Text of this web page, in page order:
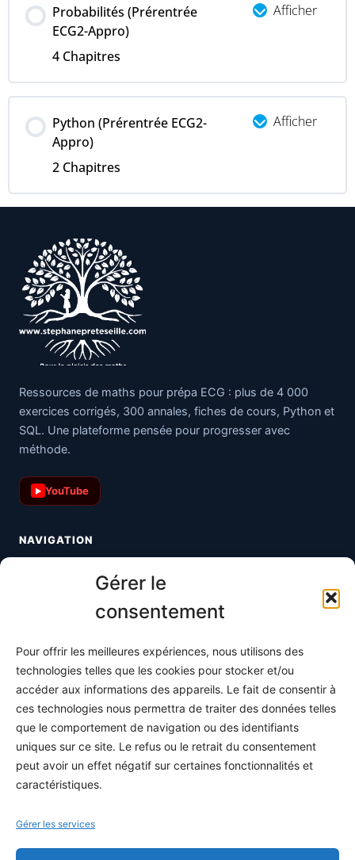
Gérer le
consentement
Pour offrir les meilleures expériences, nous utilisons des
technologies telles que les cookies pour stocker et/ou
accéder aux informations des appareils. Le fait de consentir à
ces technologies nous permettra de traiter des données telles
que le comportement de navigation ou des identifiants
uniques sur ce site. Le refus ou le retrait du consentement
peut avoir un effet négatif sur certaines fonctionnalités et
caractéristiques.
Gérer les services
Probabilités (Prérentrée
ECG2-Appro)
4 Chapitres
Afficher
Python (Prérentrée ECG2-
Appro)
2 Chapitres
Afficher
Ressources de maths pour prépa ECG : plus de 4 000
exercices corrigés, 300 annales, fiches de cours, Python et
SQL. Une plateforme pensée pour progresser avec
méthode.
▶ YouTube
NAVIGATION
Toutes les maths
S'abonner
À propos
Contact / Support
Mes publications
INFORMATIONS LÉGALES